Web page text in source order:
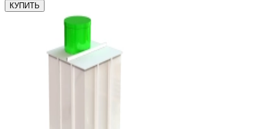
КУПИТЬ